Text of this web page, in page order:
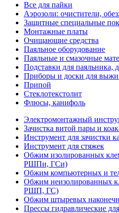
Все для пайки
Аэрозоли: очистители,
Защитные специальные
Монтажные платы
Очищающие средства
Паяльное оборудование
Паяльные и смазочные
Подставки для паяльника,
Приборы и доски для
Припой
Стеклотекстолит
Флюсы, канифоль
Электромонтажный
Зачистка витой пары и
Инструмент для зачистки
Инструмент для стяжек
Обжим изолированных
РШПи, ГСи)
Обжим компьютерных и
Обжим
РШП, ГС)
Обжим штыревых
Прессы гидравлические